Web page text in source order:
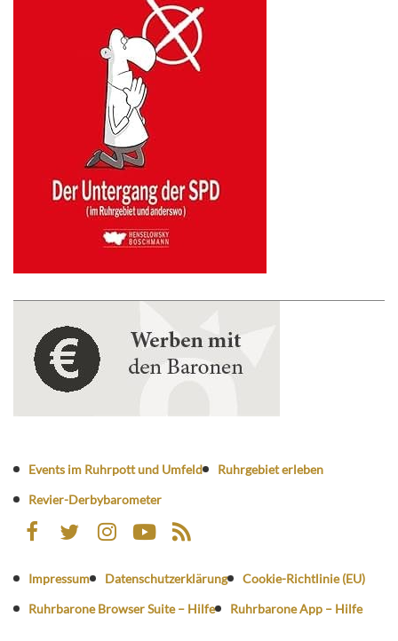
Events im Ruhrpott und Umfeld
Ruhrgebiet erleben
Revier-Derbybarometer
Impressum Datenschutzerklärung
Cookie-Richtlinie (EU)
Ruhrbarone Browser Suite – Hilfe
Ruhrbarone App – Hilfe